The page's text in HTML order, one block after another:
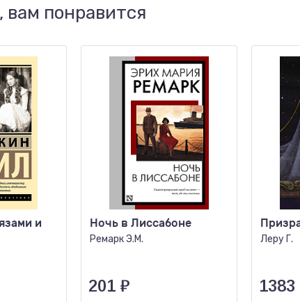
понравится
и
Ночь в Лиссабоне
Ремарк Э.М.
201 ₽
Леру Г.
1383